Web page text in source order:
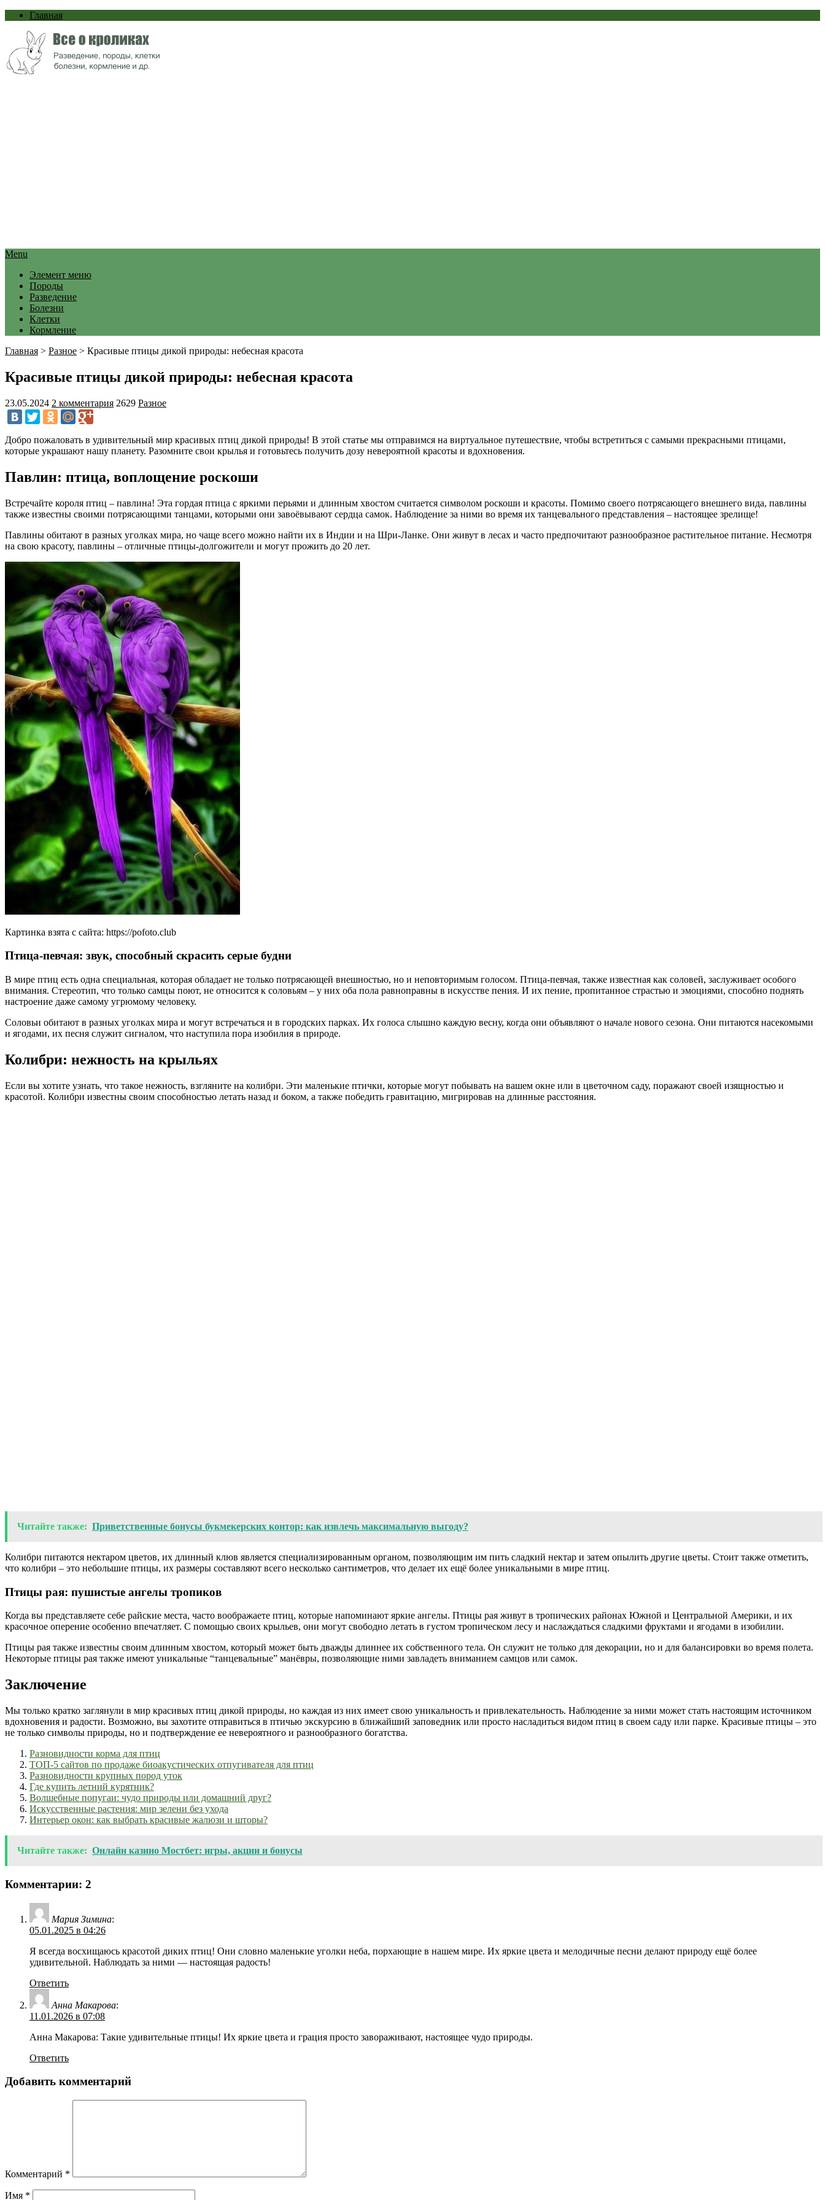
Главная
Menu
Элемент меню
Породы
Разведение
Болезни
Клетки
Кормление
Главная > Разное > Красивые птицы дикой природы: небесная красота
Красивые птицы дикой природы: небесная красота
23.05.2024 2 комментария 2629 Разное
Добро пожаловать в удивительный мир красивых птиц дикой природы! В этой статье мы отправимся на виртуальное путешествие, чтобы встретиться с самыми прекрасными птицами,
которые украшают нашу планету. Разомните свои крылья и готовьтесь получить дозу невероятной красоты и вдохновения.
Павлин: птица, воплощение роскоши
Встречайте короля птиц – павлина! Эта гордая птица с яркими перьями и длинным хвостом считается символом роскоши и красоты. Помимо своего потрясающего внешнего вида, павлины
также известны своими потрясающими танцами, которыми они завоёвывают сердца самок. Наблюдение за ними во время их танцевального представления – настоящее зрелище!
Павлины обитают в разных уголках мира, но чаще всего можно найти их в Индии и на Шри-Ланке. Они живут в лесах и часто предпочитают разнообразное растительное питание. Несмотря
на свою красоту, павлины – отличные птицы-долгожители и могут прожить до 20 лет.
Картинка взята с сайта: https://pofoto.club
Птица-певчая: звук, способный скрасить серые будни
В мире птиц есть одна специальная, которая обладает не только потрясающей внешностью, но и неповторимым голосом. Птица-певчая, также известная как соловей, заслуживает особого
внимания. Стереотип, что только самцы поют, не относится к соловьям – у них оба пола равноправны в искусстве пения. И их пение, пропитанное страстью и эмоциями, способно поднять
настроение даже самому угрюмому человеку.
Соловьи обитают в разных уголках мира и могут встречаться и в городских парках. Их голоса слышно каждую весну, когда они объявляют о начале нового сезона. Они питаются насекомыми
и ягодами, их песня служит сигналом, что наступила пора изобилия в природе.
Колибри: нежность на крыльях
Если вы хотите узнать, что такое нежность, взгляните на колибри. Эти маленькие птички, которые могут побывать на вашем окне или в цветочном саду, поражают своей изящностью и
красотой. Колибри известны своим способностью летать назад и боком, а также победить гравитацию, мигрировав на длинные расстояния.
Читайте также: Приветственные бонусы букмекерских контор: как извлечь максимальную выгоду?
Колибри питаются нектаром цветов, их длинный клюв является специализированным органом, позволяющим им пить сладкий нектар и затем опылить другие цветы. Стоит также отметить,
что колибри – это небольшие птицы, их размеры составляют всего несколько сантиметров, что делает их ещё более уникальными в мире птиц.
Птицы рая: пушистые ангелы тропиков
Когда вы представляете себе райские места, часто воображаете птиц, которые напоминают яркие ангелы. Птицы рая живут в тропических районах Южной и Центральной Америки, и их
красочное оперение особенно впечатляет. С помощью своих крыльев, они могут свободно летать в густом тропическом лесу и наслаждаться сладкими фруктами и ягодами в изобилии.
Птицы рая также известны своим длинным хвостом, который может быть дважды длиннее их собственного тела. Он служит не только для декорации, но и для балансировки во время полета.
Некоторые птицы рая также имеют уникальные “танцевальные” манёвры, позволяющие ними завладеть вниманием самцов или самок.
Заключение
Мы только кратко заглянули в мир красивых птиц дикой природы, но каждая из них имеет свою уникальность и привлекательность. Наблюдение за ними может стать настоящим источником
вдохновения и радости. Возможно, вы захотите отправиться в птичью экскурсию в ближайший заповедник или просто насладиться видом птиц в своем саду или парке. Красивые птицы – это
не только символы природы, но и подтверждение ее невероятного и разнообразного богатства.
Разновидности корма для птиц
ТОП-5 сайтов по продаже биоакустических отпугивателя для птиц
Разновидности крупных пород уток
Где купить летний курятник?
Волшебные попугаи: чудо природы или домашний друг?
Искусственные растения: мир зелени без ухода
Интерьер окон: как выбрать красивые жалюзи и шторы?
Читайте также: Онлайн казино Мостбет: игры, акции и бонусы
Комментарии: 2
Мария Зимина:
05.01.2025 в 04:26
Я всегда восхищаюсь красотой диких птиц! Они словно маленькие уголки неба, порхающие в нашем мире. Их яркие цвета и мелодичные песни делают природу ещё более
удивительной. Наблюдать за ними — настоящая радость!
Ответить
Анна Макарова:
11.01.2026 в 07:08
Анна Макарова: Такие удивительные птицы! Их яркие цвета и грация просто завораживают, настоящее чудо природы.
Ответить
Добавить комментарий
Комментарий *
Имя *